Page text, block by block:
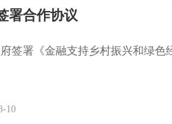
署合作协议
签署《金融支持乡村振兴和绿色
10